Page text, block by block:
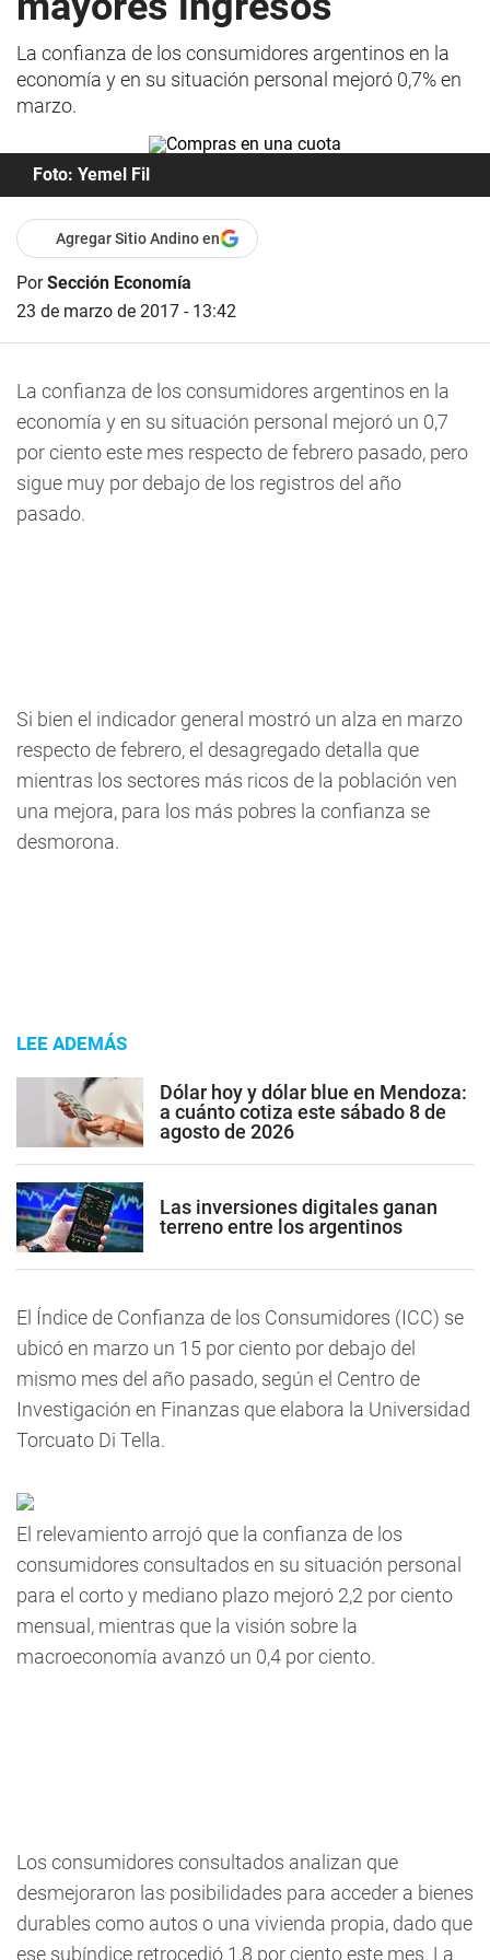
La confianza de los consumidores argentinos en la
economía y en su situación personal mejoró 0,7% en
marzo.
Foto: Yemel Fil
Agregar Sitio Andino en
PorSección Economía
23 de marzo de 2017 - 13:42
La confianza de los consumidores argentinos en la
economía y en su situación personal mejoró un 0,7
por ciento este mes respecto de febrero pasado, pero
sigue muy por debajo de los registros del año
pasado.
Si bien el indicador general mostró un alza en marzo
respecto de febrero, el desagregado detalla que
mientras los sectores más ricos de la población ven
una mejora, para los más pobres la confianza se
desmorona.
LEE ADEMÁS
Dólar hoy y dólar blue en Mendoza:
a cuánto cotiza este sábado 8 de
agosto de 2026
Las inversiones digitales ganan
terreno entre los argentinos
El Índice de Confianza de los Consumidores (ICC) se
ubicó en marzo un 15 por ciento por debajo del
mismo mes del año pasado, según el Centro de
Investigación en Finanzas que elabora la Universidad
Torcuato Di Tella.
El relevamiento arrojó que la confianza de los
consumidores consultados en su situación personal
para el corto y mediano plazo mejoró 2,2 por ciento
mensual, mientras que la visión sobre la
macroeconomía avanzó un 0,4 por ciento.
Los consumidores consultados analizan que
desmejoraron las posibilidades para acceder a bienes
durables como autos o una vivienda propia, dado que
ese subíndice retrocedió 1,8 por ciento este mes. La